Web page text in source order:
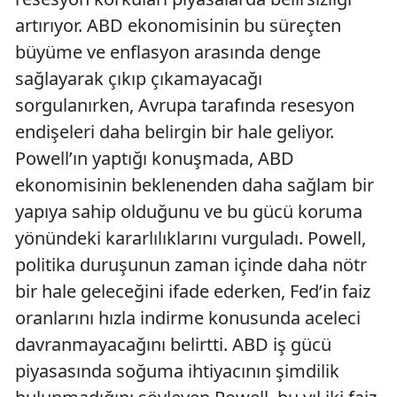
artırıyor. ABD ekonomisinin bu süreçten
büyüme ve enflasyon arasında denge
sağlayarak çıkıp çıkamayacağı
sorgulanırken, Avrupa tarafında resesyon
endişeleri daha belirgin bir hale geliyor.
Powell’ın yaptığı konuşmada, ABD
ekonomisinin beklenenden daha sağlam bir
yapıya sahip olduğunu ve bu gücü koruma
yönündeki kararlılıklarını vurguladı. Powell,
politika duruşunun zaman içinde daha nötr
bir hale geleceğini ifade ederken, Fed’in faiz
oranlarını hızla indirme konusunda aceleci
davranmayacağını belirtti. ABD iş gücü
piyasasında soğuma ihtiyacının şimdilik